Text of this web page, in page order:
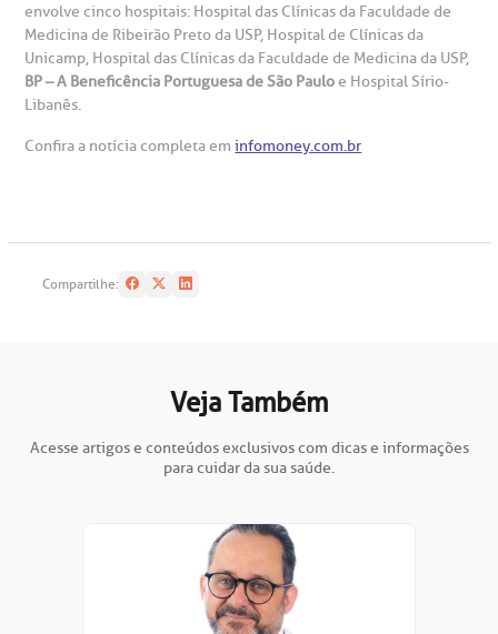
Clínica Medicina da Mulher
Saiba mais
CEP: 01438-000 | Jardim Paulista
de Bioética
de Sangue
de cuidado
envolve cinco hospitais: Hospital das Clínicas da Faculdade de
Medicina de Ribeirão Preto da USP, Hospital de Clínicas da
Unicamp, Hospital das Clínicas da Faculdade de Medicina da USP,
BP – A Beneficência Portuguesa de São Pauloe Hospital Sírio-
Libanês.
Confira a notícia completa eminfomoney.com.br
Compartilhe:
Veja Também
Acesse artigos e conteúdos exclusivos com dicas e informações
para cuidar da sua saúde.